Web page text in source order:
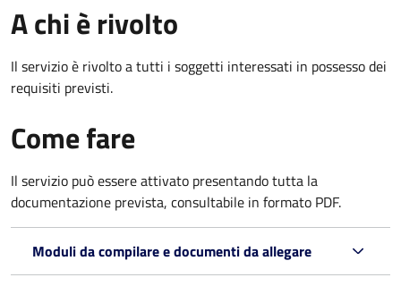
A chi è rivolto
Il servizio è rivolto a tutti i soggetti interessati in possesso dei
requisiti previsti.
Come fare
Il servizio può essere attivato presentando tutta la
documentazione prevista, consultabile in formato PDF.
Moduli da compilare e documenti da allegare